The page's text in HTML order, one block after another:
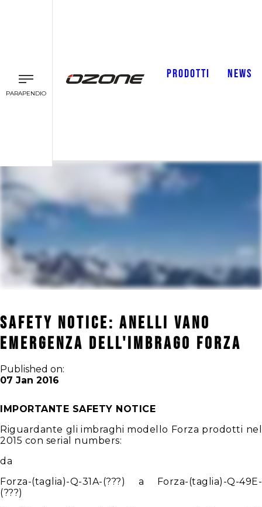
PARAPENDIO
PRODOTTI NEWS
SAFETY NOTICE: anelli vano
emergenza dell'imbrago Forza
Published on:
07 Jan 2016
IMPORTANTE SAFETY NOTICE
Riguardante gli imbraghi modello Forza prodotti nel
2015 con serial numbers:
da
Forza-(taglia)-Q-31A-(???) a Forza-(taglia)-Q-49E-
(???)